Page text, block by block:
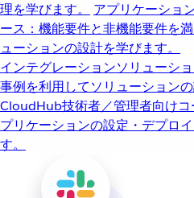
理を学びます。
アプリケーショ
ース：機能要件と非機能要件を
ューションの設計を学びます。
インテグレーションソリューシ
事例を利用してソリューションの
CloudHub技術者／管理者向け
プリケーションの設定・デプロ
す。